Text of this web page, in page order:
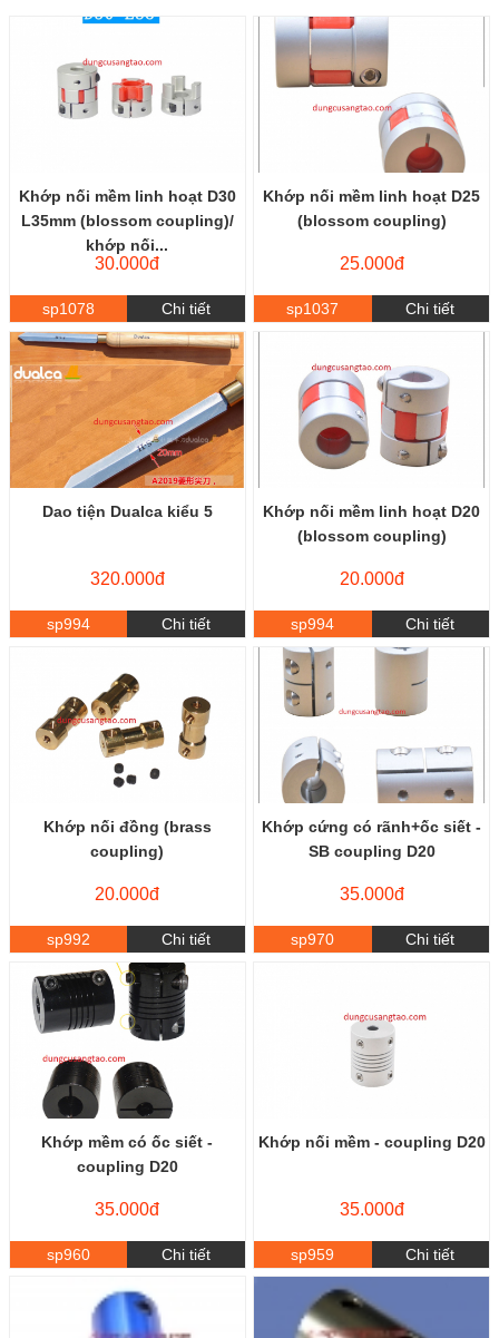
Khớp nối mềm linh hoạt D30
L35mm (blossom coupling)/
khớp nối...
30.000đ
sp1078 Chi tiết
Khớp nối mềm linh hoạt D25
(blossom coupling)
25.000đ
sp1037 Chi tiết
Dao tiện Dualca kiểu 5
320.000đ
sp994 Chi tiết
Khớp nối mềm linh hoạt D20
(blossom coupling)
20.000đ
sp994 Chi tiết
Khớp nối đồng (brass
coupling)
20.000đ
sp992 Chi tiết
Khớp cứng có rãnh+ốc siết -
SB coupling D20
35.000đ
sp970 Chi tiết
Khớp mềm có ốc siết -
coupling D20
35.000đ
sp960 Chi tiết
Khớp nối mềm - coupling D20
35.000đ
sp959 Chi tiết